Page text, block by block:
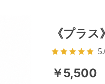
《プラ
￥5,500